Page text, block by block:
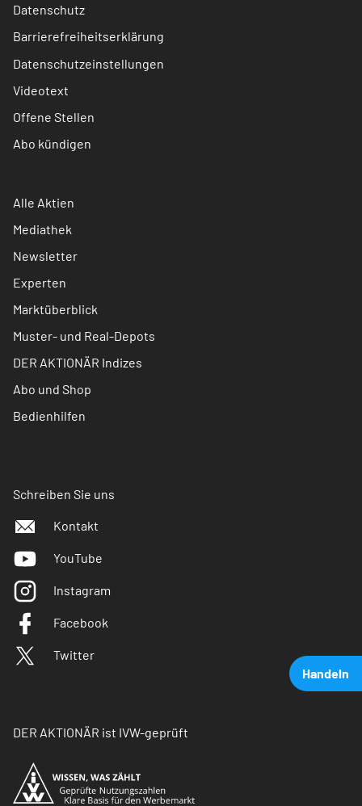
Handeln
Datenschutz
Barrierefreiheitserklärung
Datenschutzeinstellungen
Videotext
Offene Stellen
Abo kündigen
Alle Aktien
Mediathek
Newsletter
Experten
Marktüberblick
Muster- und Real-Depots
DER AKTIONÄR Indizes
Abo und Shop
Bedienhilfen
Schreiben Sie uns
Kontakt
YouTube
Instagram
Facebook
Twitter
DER AKTIONÄR ist IVW-geprüft